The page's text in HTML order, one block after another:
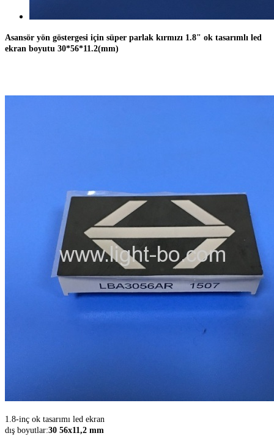
Asansör yön göstergesi için süper parlak kırmızı 1.8" ok tasarımlı led
ekran boyutu 30*56*11.2(mm)
1.8-inç ok tasarımı led ekran
dış boyutlar:30 56x11,2 mm